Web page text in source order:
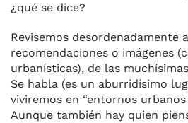
¿qué se dice?
Revisemos desordenadamente
recomendaciones o imágenes
urbanísticas), de las
Se habla (es un aburridísimo
viviremos en “entornos
Aunque también hay quien